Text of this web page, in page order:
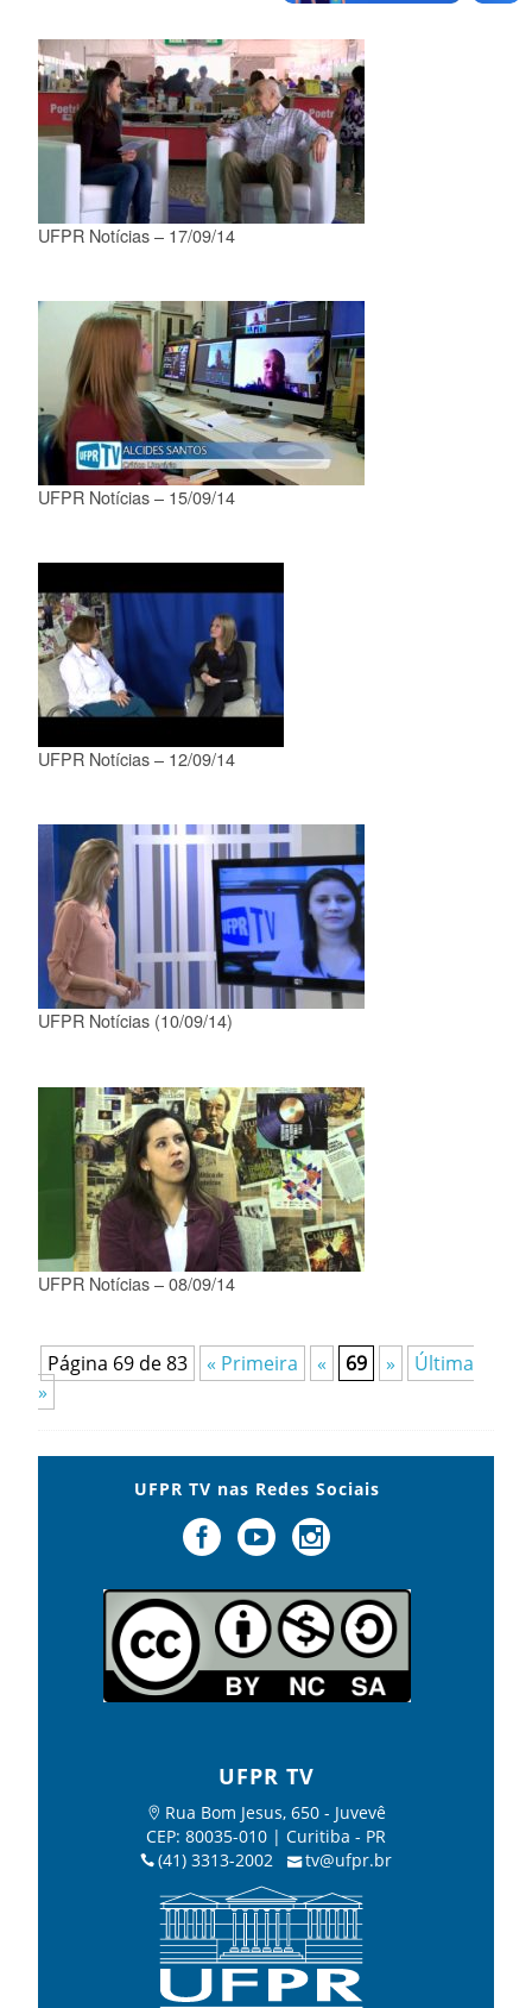
UFPR Notícias – 17/09/14
UFPR Notícias – 15/09/14
UFPR Notícias – 12/09/14
UFPR Notícias (10/09/14)
UFPR Notícias – 08/09/14
Página 69 de 83 « Primeira « 69 »
Última
»
UFPR TV nas Redes Sociais
UFPR TV
Rua Bom Jesus, 650 - Juvevê
CEP: 80035-010 | Curitiba - PR
(41) 3313-2002
tv@ufpr.br